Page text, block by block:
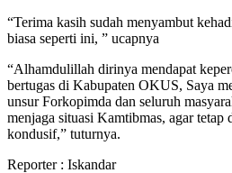
“Terima kasih sudah menyambut
biasa seperti ini, ” ucapnya
“Alhamdulillah dirinya mendapat
bertugas di Kabupaten OKUS, Saya
unsur Forkopimda dan seluruh
menjaga situasi Kamtibmas, agar tetap
kondusif,” tuturnya.
Reporter : Iskandar